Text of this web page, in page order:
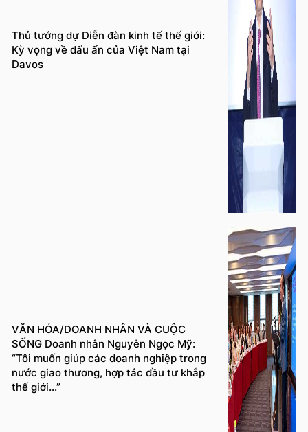
Thủ tướng dự Diễn đàn kinh tế thế giới:
Kỳ vọng về dấu ấn của Việt Nam tại
Davos
VĂN HÓA/DOANH NHÂN VÀ CUỘC
SỐNG Doanh nhân Nguyễn Ngọc Mỹ:
“Tôi muốn giúp các doanh nghiệp trong
nước giao thương, hợp tác đầu tư khắp
thế giới...”